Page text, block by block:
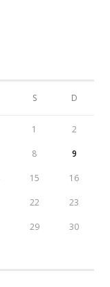
S D
1 2
8 9
15 16
22 23
29 30